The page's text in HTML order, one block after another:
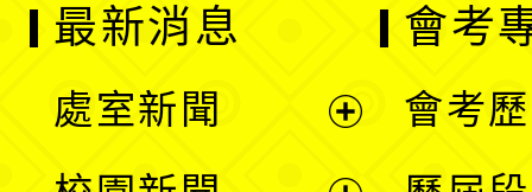
最新消息
處室新聞
會考
會考